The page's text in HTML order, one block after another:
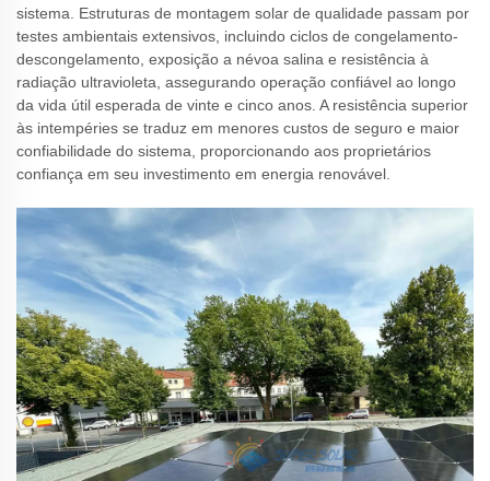
sistema. Estruturas de montagem solar de qualidade passam por
testes ambientais extensivos, incluindo ciclos de congelamento-
descongelamento, exposição a névoa salina e resistência à
radiação ultravioleta, assegurando operação confiável ao longo
da vida útil esperada de vinte e cinco anos. A resistência superior
às intempéries se traduz em menores custos de seguro e maior
confiabilidade do sistema, proporcionando aos proprietários
confiança em seu investimento em energia renovável.